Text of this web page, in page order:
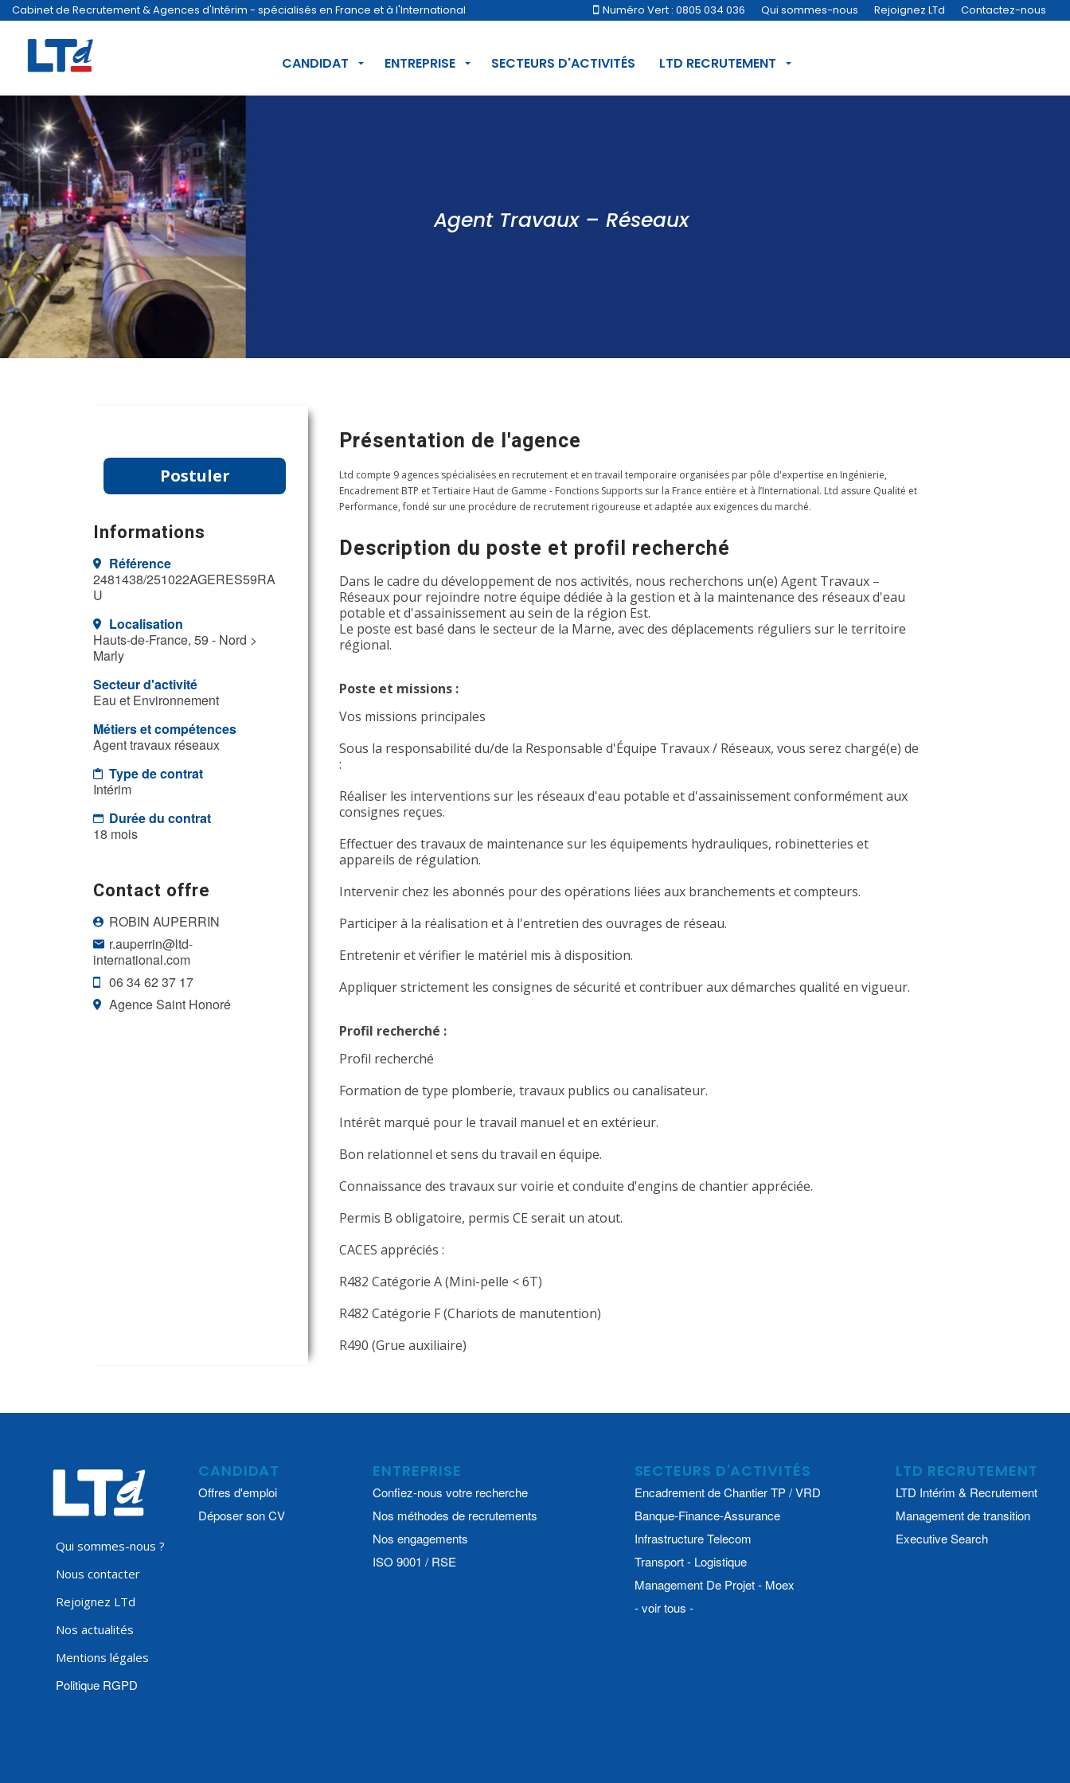
Cabinet de Recrutement & Agences d'Intérim - spécialisés en France et à l'International Numéro Vert : 0805 034 036 Qui sommes-nous Rejoignez LTd Contactez-nous
CANDIDAT ENTREPRISE SECTEURS D'ACTIVITÉS LTD RECRUTEMENT
Agent Travaux – Réseaux
Postuler
Informations
Référence
2481438/251022AGERES59RA
U
Localisation
Hauts-de-France, 59 - Nord >
Marly
Secteur d'activité
Eau et Environnement
Métiers et compétences
Agent travaux réseaux
Type de contrat
Intérim
Durée du contrat
18 mois
Contact offre
ROBIN AUPERRIN
r.auperrin@ltd-
international.com
06 34 62 37 17
Agence Saint Honoré
Présentation de l'agence
Ltd compte 9 agences spécialisées en recrutement et en travail temporaire organisées par pôle d'expertise en Ingénierie,
Encadrement BTP et Tertiaire Haut de Gamme - Fonctions Supports sur la France entière et à l’International. Ltd assure Qualité et
Performance, fondé sur une procédure de recrutement rigoureuse et adaptée aux exigences du marché.
Description du poste et profil recherché
Dans le cadre du développement de nos activités, nous recherchons un(e) Agent Travaux –
Réseaux pour rejoindre notre équipe dédiée à la gestion et à la maintenance des réseaux d'eau
potable et d'assainissement au sein de la région Est.
Le poste est basé dans le secteur de la Marne, avec des déplacements réguliers sur le territoire
régional.
Poste et missions :
Vos missions principales
Sous la responsabilité du/de la Responsable d'Équipe Travaux / Réseaux, vous serez chargé(e) de
:
Réaliser les interventions sur les réseaux d'eau potable et d'assainissement conformément aux
consignes reçues.
Effectuer des travaux de maintenance sur les équipements hydrauliques, robinetteries et
appareils de régulation.
Intervenir chez les abonnés pour des opérations liées aux branchements et compteurs.
Participer à la réalisation et à l'entretien des ouvrages de réseau.
Entretenir et vérifier le matériel mis à disposition.
Appliquer strictement les consignes de sécurité et contribuer aux démarches qualité en vigueur.
Profil recherché :
Profil recherché
Formation de type plomberie, travaux publics ou canalisateur.
Intérêt marqué pour le travail manuel et en extérieur.
Bon relationnel et sens du travail en équipe.
Connaissance des travaux sur voirie et conduite d'engins de chantier appréciée.
Permis B obligatoire, permis CE serait un atout.
CACES appréciés :
R482 Catégorie A (Mini-pelle < 6T)
R482 Catégorie F (Chariots de manutention)
R490 (Grue auxiliaire)
Qui sommes-nous ?
Nous contacter
Rejoignez LTd
Nos actualités
Mentions légales
Politique RGPD
CANDIDAT
Offres d'emploi
Déposer son CV
ENTREPRISE
Confiez-nous votre recherche
Nos méthodes de recrutements
Nos engagements
ISO 9001 / RSE
SECTEURS D'ACTIVITÉS
Encadrement de Chantier TP / VRD
Banque-Finance-Assurance
Infrastructure Telecom
Transport - Logistique
Management De Projet - Moex
- voir tous -
LTD RECRUTEMENT
LTD Intérim & Recrutement
Management de transition
Executive Search